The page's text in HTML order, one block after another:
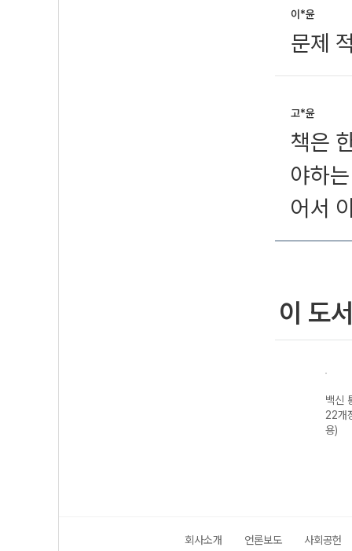
이*윤
문제
고*윤
책은
야하
어서
이 도
백신
22개
용)
회사소개 언론보도 사회공헌